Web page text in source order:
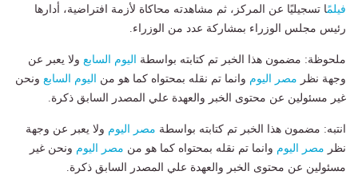
فيلمًا تسجيليًا عن المركز، ثم مشاهدته محاكاة لأزمة افتراضية، أدارها
رئيس مجلس الوزراء بمشاركة عدد من الوزراء.
ملحوظة: مضمون هذا الخبر تم كتابته بواسطة اليوم السابع ولا يعبر عن
وجهة نظر مصر اليوم وانما تم نقله بمحتواه كما هو من اليوم السابع ونحن
غير مسئولين عن محتوى الخبر والعهدة علي المصدر السابق ذكرة.
انتبه: مضمون هذا الخبر تم كتابته بواسطة مصر اليوم ولا يعبر عن وجهة
نظر مصر اليوم وانما تم نقله بمحتواه كما هو من مصر اليوم ونحن غير
مسئولين عن محتوى الخبر والعهدة علي المصدر السابق ذكرة.